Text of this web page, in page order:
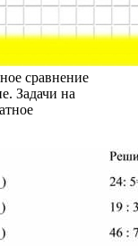
сравнение
Задачи на